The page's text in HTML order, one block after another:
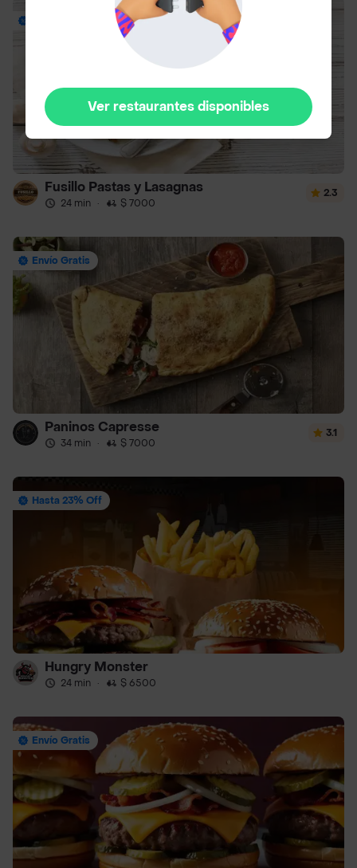
14% Off: mín $35mil
Fusillo Pastas y Lasagnas
24 min · $ 7000
2.3
Envío Gratis
Paninos Capresse
34 min · $ 7000
3.1
Hasta 23% Off
Hungry Monster
24 min · $ 6500
Envío Gratis
Ver restaurantes disponibles